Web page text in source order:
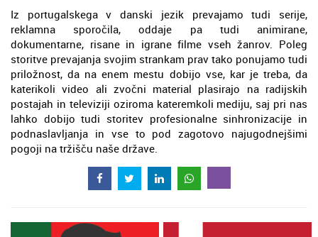
Iz portugalskega v danski jezik prevajamo tudi serije,
reklamna sporočila, oddaje pa tudi animirane,
dokumentarne, risane in igrane filme vseh žanrov. Poleg
storitve prevajanja svojim strankam prav tako ponujamo tudi
priložnost, da na enem mestu dobijo vse, kar je treba, da
katerikoli video ali zvočni material plasirajo na radijskih
postajah in televiziji oziroma kateremkoli mediju, saj pri nas
lahko dobijo tudi storitev profesionalne sinhronizacije in
podnaslavljanja in vse to pod zagotovo najugodnejšimi
pogoji na tržišču naše države.